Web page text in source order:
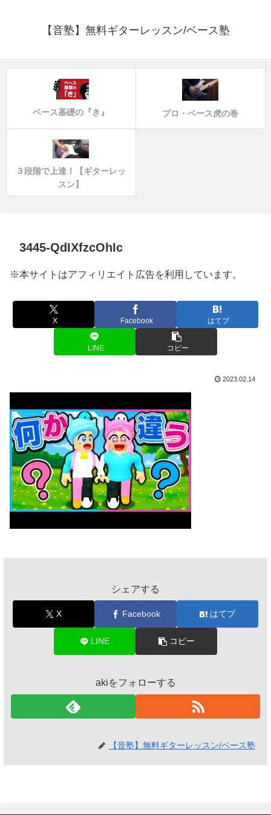
【音塾】無料ギターレッスン/ベース塾
ベース基礎の『き』 プロ・ベース虎の巻
３段階で上達！【ギターレッ
スン】
3445-QdIXfzcOhIc
※本サイトはアフィリエイト広告を利用しています。
X Facebook はてブ
LINE コピー
2023.02.14
シェアする
X Facebook はてブ
LINE コピー
akiをフォローする
【音塾】無料ギターレッスン/ベース塾